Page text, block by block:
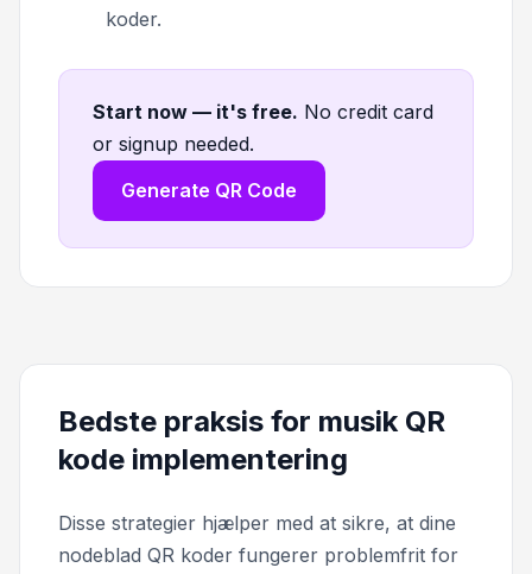
koder.
Start now — it's free. No credit card
or signup needed.
Generate QR Code
Bedste praksis for musik QR
kode implementering
Disse strategier hjælper med at sikre, at dine
nodeblad QR koder fungerer problemfrit for